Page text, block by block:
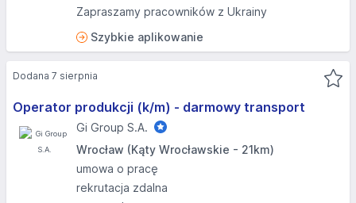
Zapraszamy pracowników z Ukrainy
Szybkie aplikowanie
Operator produkcji (k/m) - darmowy transport
Gi Group S.A.
Wrocław (Kąty Wrocławskie - 21km)
umowa o pracę
rekrutacja zdalna
Dodana 7 sierpnia